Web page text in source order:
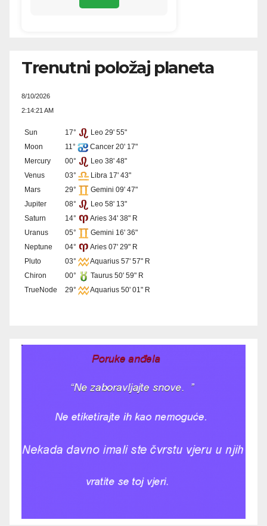
Trenutni položaj planeta
8/10/2026
2:14:21 AM
Sun 17°
Leo 29' 55"
Moon
11°
Cancer 20' 17"
Mercury
00°
Leo 38' 48"
Venus
03°
Libra 17' 43"
Mars
29°
Gemini 09' 47"
Jupiter
08°
Leo 58' 13"
Saturn
14°
Aries 34' 38" R
Uranus
05°
Gemini 16' 36"
Neptune
04°
Aries 07' 29" R
Pluto
03°
Aquarius 57' 57" R
Chiron
00°
Taurus 50' 59" R
TrueNode
29° Aquarius 50' 01" R